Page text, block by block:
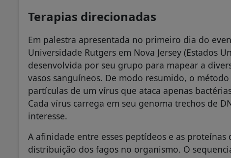
Terapias direcionadas
Em palestra apresentada no primeiro dia do
Universidade Rutgers em Nova Jersey (Estados
desenvolvida por seu grupo para mapear a
vasos sanguíneos. De modo resumido, o
partículas de um vírus que ataca apenas
Cada vírus carrega em seu genoma trechos de
interesse.
A afinidade entre esses peptídeos e as
distribuição dos fagos no organismo. O